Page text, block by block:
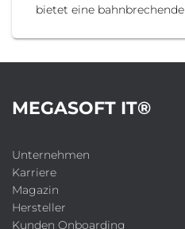
bietet eine bahnbrechende
MEGASOFT IT®
Unternehmen
Karriere
Magazin
Hersteller
Kunden Onboarding